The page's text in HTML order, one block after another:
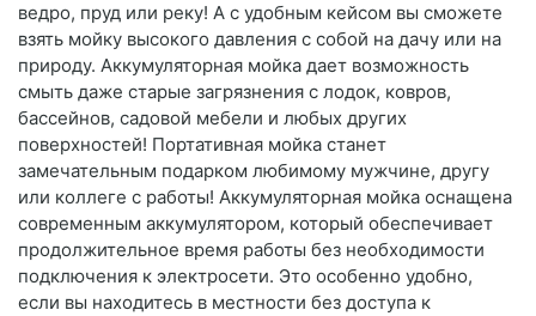
ведро, пруд или реку! А с удобным кейсом вы сможете
взять мойку высокого давления с собой на дачу или на
природу. Аккумуляторная мойка дает возможность
смыть даже старые загрязнения с лодок, ковров,
бассейнов, садовой мебели и любых других
поверхностей! Портативная мойка станет
замечательным подарком любимому мужчине, другу
или коллеге с работы! Аккумуляторная мойка оснащена
современным аккумулятором, который обеспечивает
продолжительное время работы без необходимости
подключения к электросети. Это особенно удобно,
если вы находитесь в местности без доступа к